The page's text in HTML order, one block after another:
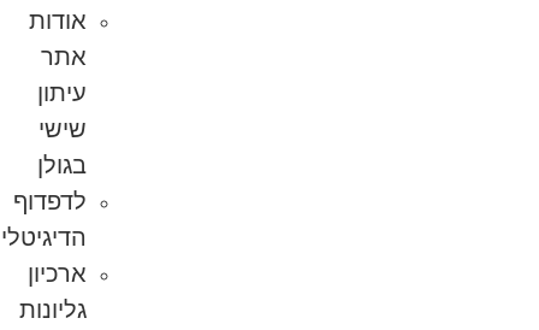
אודות
אתר
עיתון
שישי
בגולן
לדפדוף
הדיגיטלי
ארכיון
גליונות